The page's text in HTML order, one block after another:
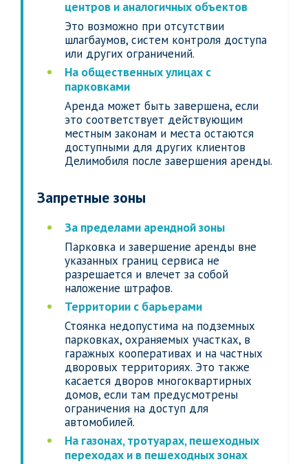
центров и аналогичных объектов
Это возможно при отсутствии
шлагбаумов, систем контроля доступа
или других ограничений.
На общественных улицах с
парковками
Аренда может быть завершена, если
это соответствует действующим
местным законам и места остаются
доступными для других клиентов
Делимобиля после завершения аренды.
Запретные зоны
За пределами арендной зоны
Парковка и завершение аренды вне
указанных границ сервиса не
разрешается и влечет за собой
наложение штрафов.
Территории с барьерами
Стоянка недопустима на подземных
парковках, охраняемых участках, в
гаражных кооперативах и на частных
дворовых территориях. Это также
касается дворов многоквартирных
домов, если там предусмотрены
ограничения на доступ для
автомобилей.
На газонах, тротуарах, пешеходных
переходах и в пешеходных зонах